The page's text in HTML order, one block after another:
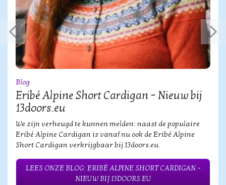
Blog
Eribé Alpine Short Cardigan – Nieuw bij
13doors.eu
We zijn verheugd te kunnen melden: naast de populaire
Eribé Alpine Cardigan is vanaf nu ook de Eribé Alpine
Short Cardigan verkrijgbaar bij 13doors.eu.
LEES ONZE BLOG: ERIBÉ ALPINE SHORT CARDIGAN –
NIEUW BIJ 13DOORS.EU